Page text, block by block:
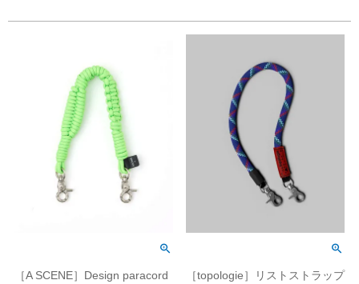
［A SCENE］Design paracord
［topologie］リストストラップ